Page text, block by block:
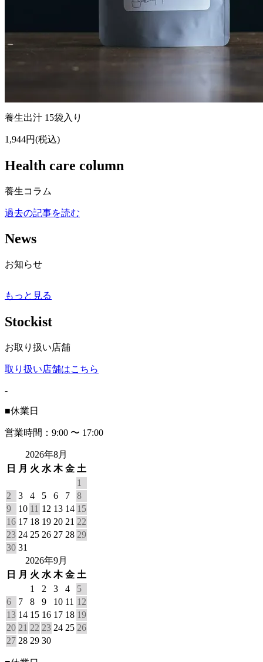
養生出汁 15袋入り
1,944円(税込)
Health care column
養生コラム
過去の記事を読む
News
お知らせ
もっと見る
Stockist
お取り扱い店舗
取り扱い店舗はこちら
-
■休業日
営業時間：9:00 〜 17:00
2026年8月
日
月 火 水 木 金 土
1
2
3 4 5 6 7
8
9
10 11 12 13 14 15
16 17 18 19 20 21 22
23 24 25 26 27 28 29
30 31
2026年9月
日
月 火 水 木 金 土
1
2 3 4
5
6
7 8 9 10 11 12
13 14 15 16 17 18 19
20 21 22 23 24 25 26
27 28 29 30